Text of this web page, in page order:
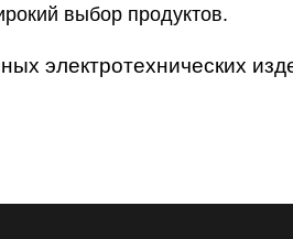
выбор продуктов.
электротехнических